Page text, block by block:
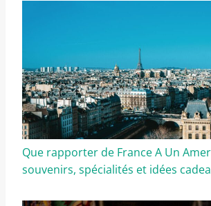
Que rapporter de France A Un
souvenirs, spécialités et idées